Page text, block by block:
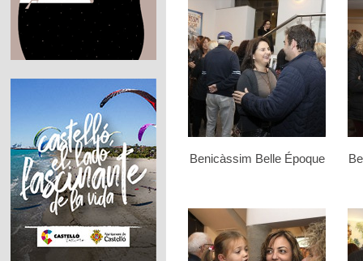
Benicàssim Belle Époque